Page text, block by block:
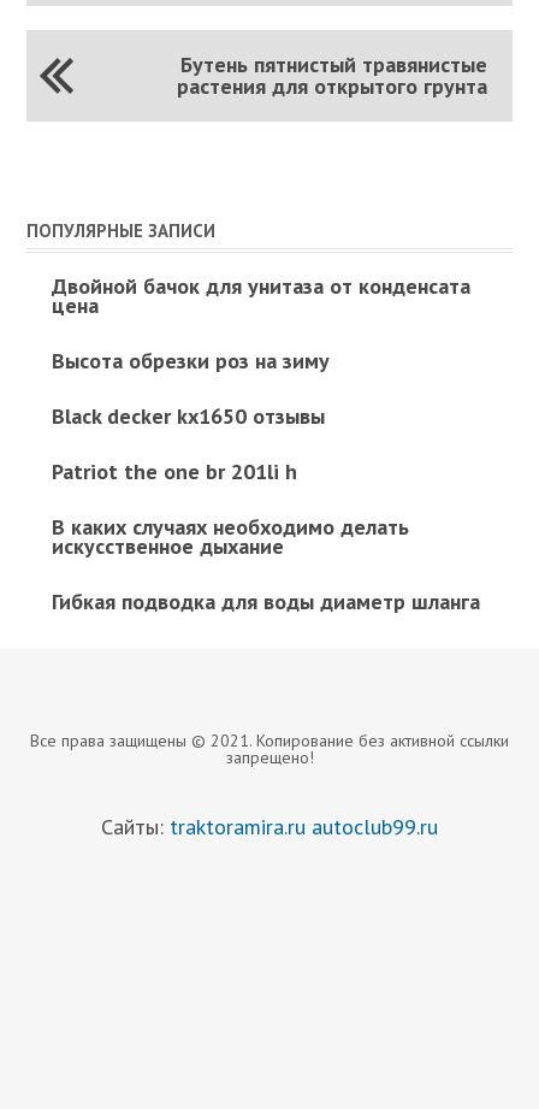
Бутень пятнистый травянистые
растения для открытого грунта
ПОПУЛЯРНЫЕ ЗАПИСИ
Двойной бачок для унитаза от конденсата
цена
Высота обрезки роз на зиму
Black decker kx1650 отзывы
Patriot the one br 201li h
В каких случаях необходимо делать
искусственное дыхание
Гибкая подводка для воды диаметр шланга
Все права защищены © 2021. Копирование без активной ссылки
запрещено!
Сайты: traktoramira.ru autoclub99.ru